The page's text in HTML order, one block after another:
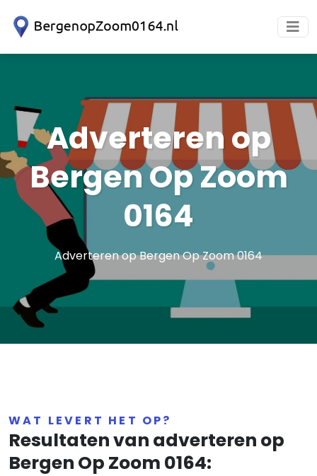
Adverteren op
Bergen Op Zoom
0164
Adverteren op Bergen Op Zoom 0164
WAT LEVERT HET OP?
Resultaten van adverteren op
Bergen Op Zoom 0164: